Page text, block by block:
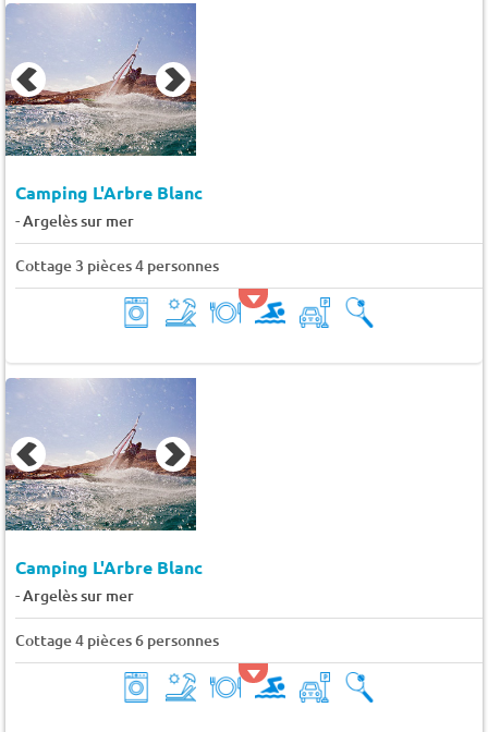
Camping L'Arbre Blanc
-Argelès sur mer
Cottage 3 pièces 4 personnes
Camping L'Arbre Blanc
-Argelès sur mer
Cottage 4 pièces 6 personnes